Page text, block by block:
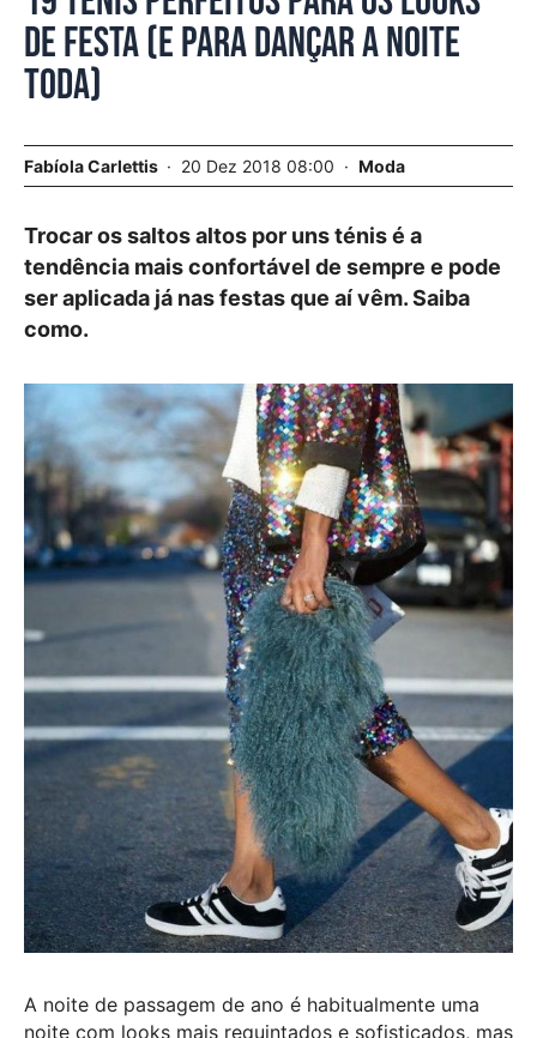
de festa (e para dançar a noite
toda)
Fabíola Carlettis 20 Dez 2018 08:00 Moda
Trocar os saltos altos por uns ténis é a
tendência mais confortável de sempre e pode
ser aplicada já nas festas que aí vêm. Saiba
como.
A noite de passagem de ano é habitualmente uma
noite com looks mais requintados e sofisticados, mas